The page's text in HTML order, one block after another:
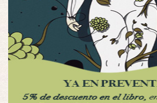
Por encima de tu cadáver
Por: Luar
Interesante cuando avanza, le falta algo d …
Se llama la posesión en castellano, está …